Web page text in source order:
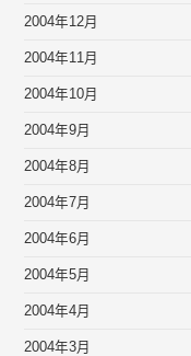
2004年12月
2004年11月
2004年10月
2004年9月
2004年8月
2004年7月
2004年6月
2004年5月
2004年4月
2004年3月